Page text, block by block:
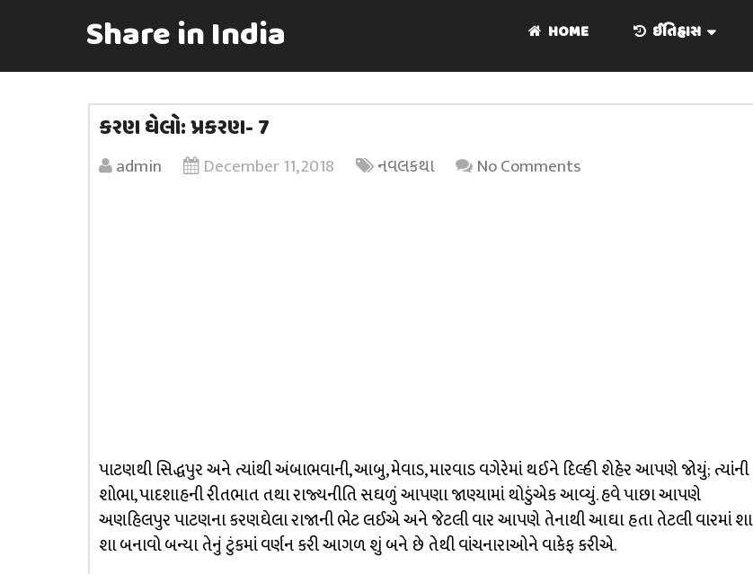
Share in India HOME ઈતિહાસ
કરણ ઘેલો: પ્રકરણ- 7
admin December 11, 2018 નવલકથા No Comments
પાટણથી સિદ્ધપુર અને ત્યાંથી અંબાભવાની, આબુ, મેવાડ, મારવાડ વગેરેમાં થઈને દિલ્હી શેહેર આપણે જોયું; ત્યાંની
શોભા, પાદશાહની રીતભાત તથા રાજ્યનીતિ સઘળું આપણા જાણ્યામાં થોડુંએક આવ્યું. હવે પાછા આપણે
અણહિલપુર પાટણના કરણઘેલા રાજાની ભેટ લઈએ અને જેટલી વાર આપણે તેનાથી આઘા હતા તેટલી વારમાં શા
શા બનાવો બન્યા તેનું ટુંકમાં વર્ણન કરી આગળ શું બને છે તેથી વાંચનારાઓને વાકેફ કરીએ.